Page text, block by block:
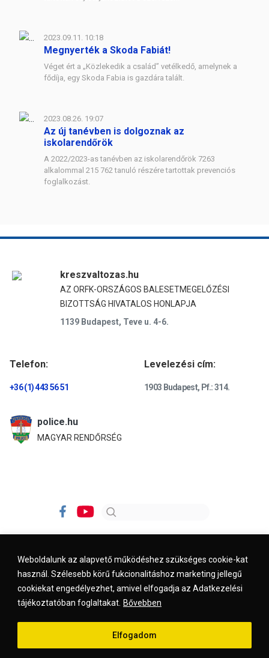
Weboldalunk az alapvető működéshez szükséges cookie-kat
használ. Szélesebb körű fukcionalitáshoz marketing jellegű
cookiekat engedélyezhet, amivel elfogadja az Adatkezelési
tájékoztatóban foglaltakat. Bővebben
Elfogadom
2023.09.11. 10:18
Megnyerték a Skoda Fabiát!
Véget ért a „Közlekedik a család” vetélkedő, amelynek a
fődíja, egy Skoda Fabia is gazdára talált.
2023.08.26. 19:07
Az új tanévben is dolgoznak az
iskolarendőrök
A 2022/2023-as tanévben az iskolarendőrök 7263
alkalommal 215 762 tanuló részére tartottak prevenciós
foglalkozást.
kreszvaltozas.hu
AZ ORFK-ORSZÁGOS BALESETMEGELŐZÉSI
BIZOTTSÁG HIVATALOS HONLAPJA
1139 Budapest, Teve u. 4-6.
Telefon:
+36 (1) 443 56 51
Levelezési cím:
1903 Budapest, Pf.: 314.
police.hu
MAGYAR RENDŐRSÉG
Impresszum Kapcsolat Jogi nyilatkozat
© 2026. kreszvaltozas.hu